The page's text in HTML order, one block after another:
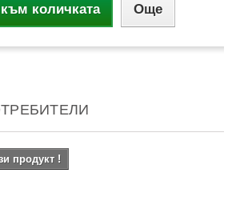
количката Още
продукт !